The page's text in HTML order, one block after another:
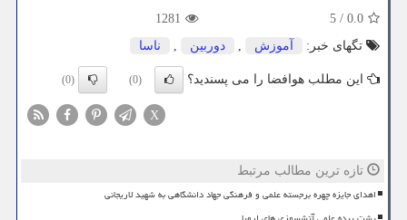
0.0
/
5
1281
تگهای خبر:
آموزش , دوربین , ناسا
این مطلب هوافضا را می پسندید؟ (0)
(0)
X
تازه ترین مطالب مرتبط
اهدای جایزه چهره برجسته علمی و فرهنگی جهاد دانشگاهی به شهید لاریجانی